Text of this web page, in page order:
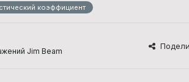
коэффициент
Jim Beam